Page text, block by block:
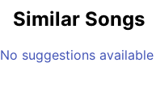
Similar Songs
No suggestions available